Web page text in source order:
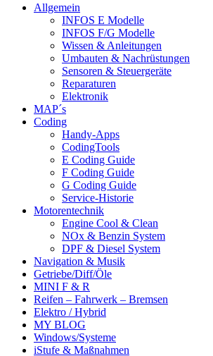
Allgemein
INFOS E Modelle
INFOS F/G Modelle
Wissen & Anleitungen
Umbauten & Nachrüstungen
Sensoren & Steuergeräte
Reparaturen
Elektronik
MAP´s
Coding
Handy-Apps
CodingTools
E Coding Guide
F Coding Guide
G Coding Guide
Service-Historie
Motorentechnik
Engine Cool & Clean
NOx & Benzin System
DPF & Diesel System
Navigation & Musik
Getriebe/Diff/Öle
MINI F & R
Reifen – Fahrwerk – Bremsen
Elektro / Hybrid
MY BLOG
Windows/Systeme
iStufe & Maßnahmen